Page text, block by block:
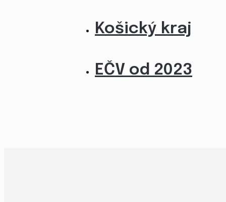
Košický kraj
EČV od 2023